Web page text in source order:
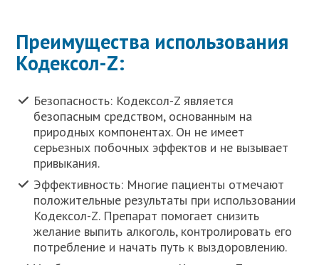
Преимущества использования
Кодексол-Z:
Безопасность: Кодексол-Z является
безопасным средством, основанным на
природных компонентах. Он не имеет
серьезных побочных эффектов и не вызывает
привыкания.
Эффективность: Многие пациенты отмечают
положительные результаты при использовании
Кодексол-Z. Препарат помогает снизить
желание выпить алкоголь, контролировать его
потребление и начать путь к выздоровлению.